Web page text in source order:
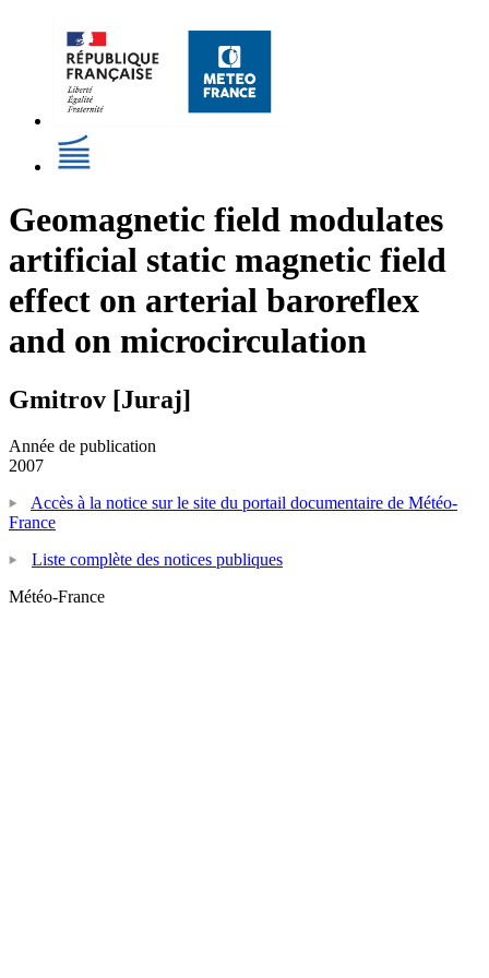
Geomagnetic field modulates
artificial static magnetic field
effect on arterial baroreflex
and on microcirculation
Gmitrov [Juraj]
Année de publication
2007
Accès à la notice sur le site du portail documentaire de Météo-
France
Liste complète des notices publiques
Météo-France